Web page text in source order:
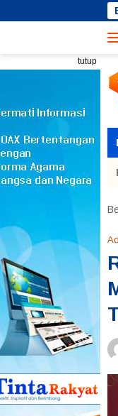
ke
Jaga
tutup